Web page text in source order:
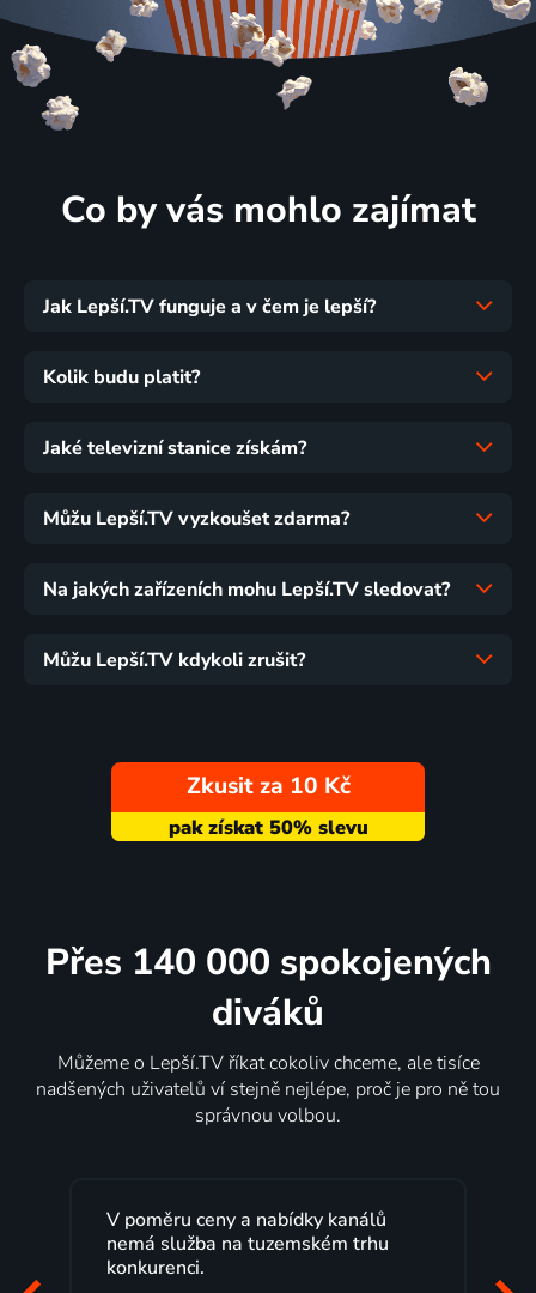
Co by vás mohlo zajímat
Jak Lepší.TV funguje a v čem je lepší?
Kolik budu platit?
Jaké televizní stanice získám?
Můžu Lepší.TV vyzkoušet zdarma?
Na jakých zařízeních mohu Lepší.TV sledovat?
Můžu Lepší.TV kdykoli zrušit?
Zkusit za 10 Kč
Přes 140 000 spokojených
diváků
Můžeme o Lepší.TV říkat cokoliv chceme, ale tisíce
nadšených uživatelů ví stejně nejlépe, proč je pro ně tou
správnou volbou.
ceny a nabídky kanálů
na tuzemském trhu
Lepší.TV sleduji už
maximální